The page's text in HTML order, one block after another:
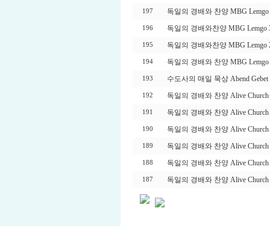
197 독일의 경배와 찬양 MBG Lemgo
196 독일의 경배와찬양 MBG Lemgo
195 독일의 경배와찬양 MBG Lemgo
194 독일의 경배와 찬양 MBG Lemgo
193 수도사의 매일 묵상 Abend Gebet
192 독일의 경배와 찬양 Alive Church
191 독일의 경배와 찬양 Alive Church
190 독일의 경배와 찬양 Alive Church
189 독일의 경배와 찬양 Alive Church
188 독일의 경배와 찬양 Alive Church
187 독일의 경배와 찬양 Alive Church